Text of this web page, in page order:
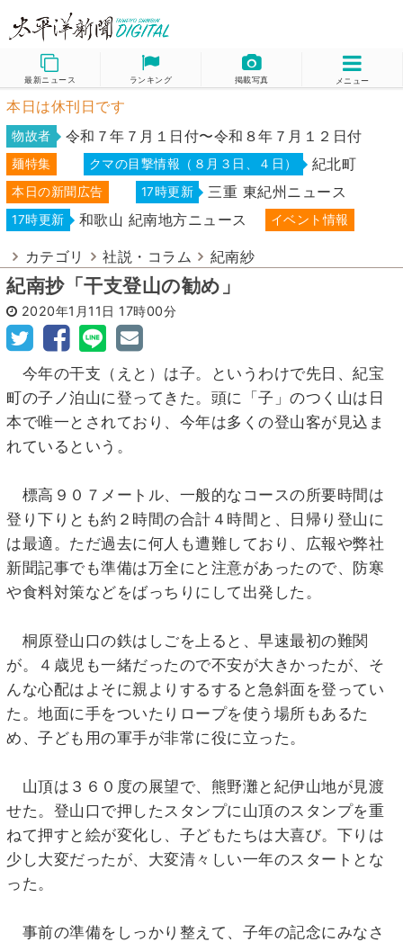
最新ニュース ランキング 掲載写真 メニュー
本日は休刊日です
物故者 令和７年７月１日付〜令和８年７月１２日付
麺特集 クマの目撃情報（８月３日、４日） 紀北町
本日の新聞広告 17時更新 三重 東紀州ニュース
17時更新 和歌山 紀南地方ニュース イベント情報
カテゴリ 社説・コラム 紀南紗
紀南抄「干支登山の勧め」
2020年1月11日 17時00分
今年の干支（えと）は子。というわけで先日、紀宝
町の子ノ泊山に登ってきた。頭に「子」のつく山は日
本で唯一とされており、今年は多くの登山客が見込ま
れているという。
標高９０７メートル、一般的なコースの所要時間は
登り下りとも約２時間の合計４時間と、日帰り登山に
は最適。ただ過去に何人も遭難しており、広報や弊社
新聞記事でも準備は万全にと注意があったので、防寒
や食料対策などをばっちりにして出発した。
桐原登山口の鉄はしごを上ると、早速最初の難関
が。４歳児も一緒だったので不安が大きかったが、そ
んな心配はよそに親よりするすると急斜面を登ってい
た。地面に手をついたりロープを使う場所もあるた
め、子ども用の軍手が非常に役に立った。
山頂は３６０度の展望で、熊野灘と紀伊山地が見渡
せた。登山口で押したスタンプに山頂のスタンプを重
ねて押すと絵が変化し、子どもたちは大喜び。下りは
少し大変だったが、大変清々しい一年のスタートとな
った。
事前の準備をしっかり整えて、子年の記念にみなさ